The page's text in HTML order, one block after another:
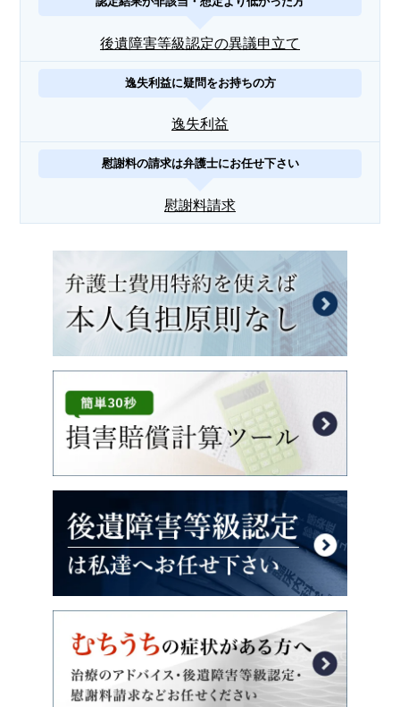
後遺障害等級認定の異議申立て
逸失利益に疑問をお持ちの方
逸失利益
慰謝料の請求は弁護士にお任せ下さい
慰謝料請求